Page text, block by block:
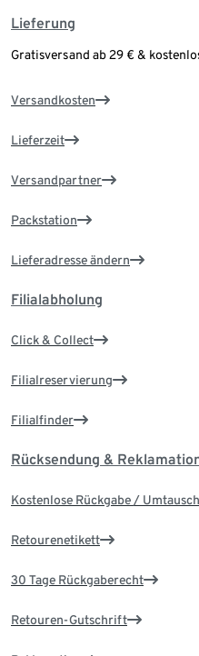
Lieferung
Gratisversand ab 29 € &
Versandkosten
Lieferzeit
Versandpartner
Packstation
Lieferadresse ändern
Filialabholung
Click & Collect
Filialreservierung
Filialfinder
Rücksendung &
Kostenlose Rückgabe / Umtausch
Retourenetikett
30 Tage Rückgaberecht
Retouren-Gutschrift